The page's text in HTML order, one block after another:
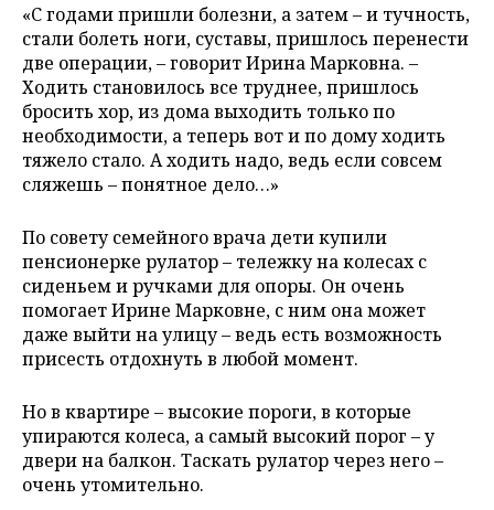
«С годами пришли болезни, а затем – и тучность,
стали болеть ноги, суставы, пришлось перенести
две операции, – говорит Ирина Марковна. –
Ходить становилось все труднее, пришлось
бросить хор, из дома выходить только по
необходимости, а теперь вот и по дому ходить
тяжело стало. А ходить надо, ведь если совсем
сляжешь – понятное дело…»
По совету семейного врача дети купили
пенсионерке рулатор – тележку на колесах с
сиденьем и ручками для опоры. Он очень
помогает Ирине Марковне, с ним она может
даже выйти на улицу – ведь есть возможность
присесть отдохнуть в любой момент.
Но в квартире – высокие пороги, в которые
упираются колеса, а самый высокий порог – у
двери на балкон. Таскать рулатор через него –
очень утомительно.